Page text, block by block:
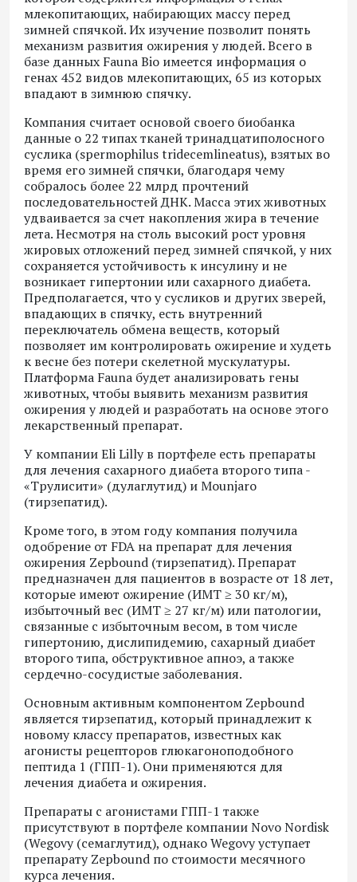
млекопитающих, набирающих массу перед
зимней спячкой. Их изучение позволит понять
механизм развития ожирения у людей. Всего в
базе данных Fauna Bio имеется информация о
генах 452 видов млекопитающих, 65 из которых
впадают в зимнюю спячку.
Компания считает основой своего биобанка
данные о 22 типах тканей тринадцатиполосного
суслика (spermophilus tridecemlineatus), взятых во
время его зимней спячки, благодаря чему
собралось более 22 млрд прочтений
последовательностей ДНК. Масса этих животных
удваивается за счет накопления жира в течение
лета. Несмотря на столь высокий рост уровня
жировых отложений перед зимней спячкой, у них
сохраняется устойчивость к инсулину и не
возникает гипертонии или сахарного диабета.
Предполагается, что у сусликов и других зверей,
впадающих в спячку, есть внутренний
переключатель обмена веществ, который
позволяет им контролировать ожирение и худеть
к весне без потери скелетной мускулатуры.
Платформа Fauna будет анализировать гены
животных, чтобы выявить механизм развития
ожирения у людей и разработать на основе этого
лекарственный препарат.
У компании Eli Lilly в портфеле есть препараты
для лечения сахарного диабета второго типа -
«Трулисити» (дулаглутид) и Mounjaro
(тирзепатид).
Кроме того, в этом году компания получила
одобрение от FDA на препарат для лечения
ожирения Zepbound (тирзепатид). Препарат
предназначен для пациентов в возрасте от 18 лет,
которые имеют ожирение (ИМТ ≥ 30 кг/м),
избыточный вес (ИМТ ≥ 27 кг/м) или патологии,
связанные с избыточным весом, в том числе
гипертонию, дислипидемию, сахарный диабет
второго типа, обструктивное апноэ, а также
сердечно-сосудистые заболевания.
Основным активным компонентом Zepbound
является тирзепатид, который принадлежит к
новому классу препаратов, известных как
агонисты рецепторов глюкагоноподобного
пептида 1 (ГПП-1). Они применяются для
лечения диабета и ожирения.
Препараты с агонистами ГПП-1 также
присутствуют в портфеле компании Novo Nordisk
(Wegovy (семаглутид), однако Wegovy уступает
препарату Zepbound по стоимости месячного
курса лечения.